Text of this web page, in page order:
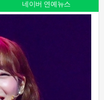
네이버 연예뉴스